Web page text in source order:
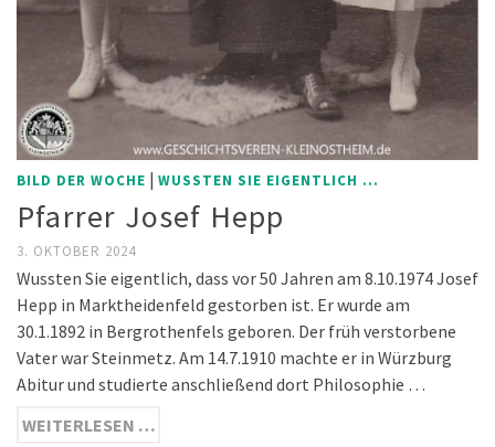
BILD DER WOCHE | WUSSTEN SIE EIGENTLICH ...
Pfarrer Josef Hepp
3. OKTOBER 2024
Wussten Sie eigentlich, dass vor 50 Jahren am 8.10.1974 Josef
Hepp in Marktheidenfeld gestorben ist. Er wurde am
30.1.1892 in Bergrothenfels geboren. Der früh verstorbene
Vater war Steinmetz. Am 14.7.1910 machte er in Würzburg
Abitur und studierte anschließend dort Philosophie …
WEITERLESEN …